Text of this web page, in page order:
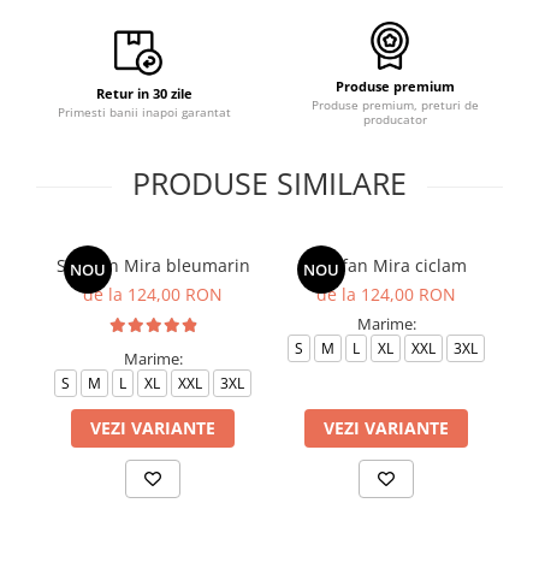
Retur in 30 zile
Primesti banii inapoi garantat
Produse premium
Produse premium, preturi de
producator
PRODUSE SIMILARE
NOU
Sarafan Mira bleumarin
de la 124,00 RON
Marime:
S M L XL XXL 3XL
VEZI VARIANTE
NOU
Sarafan Mira ciclam
de la 124,00 RON
Marime:
S M L XL XXL 3XL
VEZI VARIANTE